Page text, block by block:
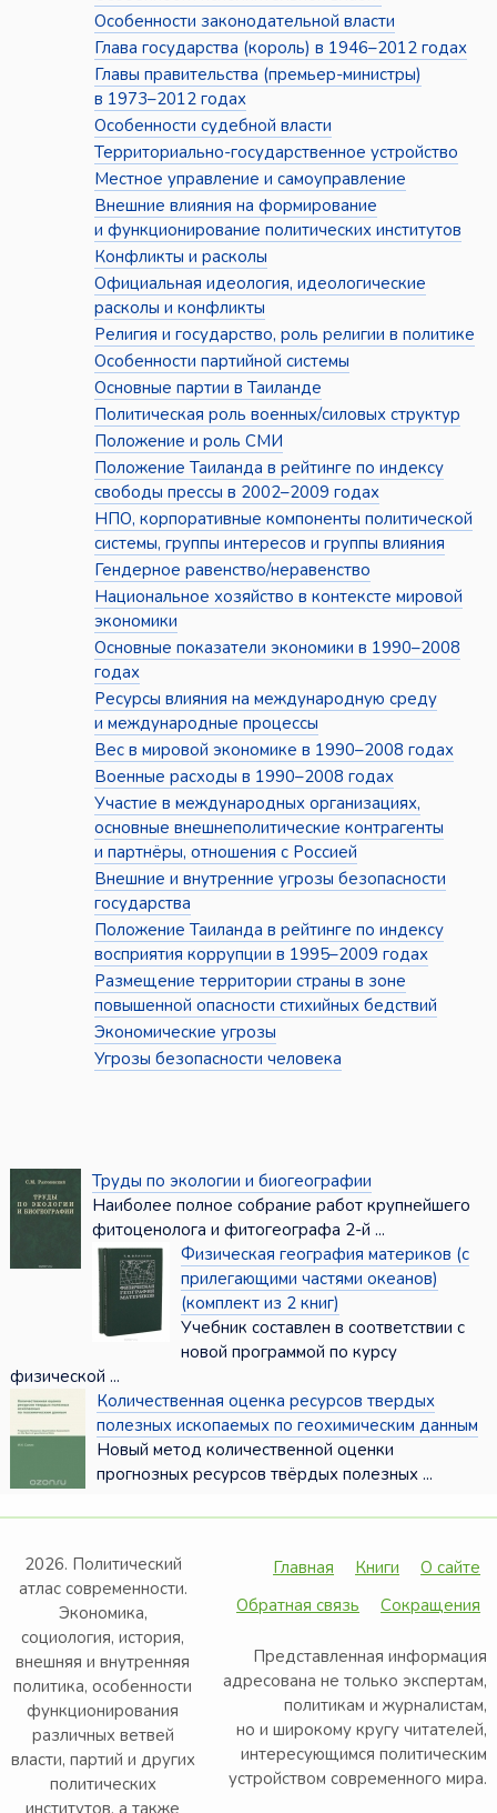
Особенности законодательной власти
Глава государства (король) в 1946–2012 годах
Главы правительства (премьер-министры)
в 1973–2012 годах
Особенности судебной власти
Территориально-государственное устройство
Местное управление и самоуправление
Внешние влияния на формирование
и функционирование политических институтов
Конфликты и расколы
Официальная идеология, идеологические
расколы и конфликты
Религия и государство, роль религии в политике
Особенности партийной системы
Основные партии в Таиланде
Политическая роль военных/силовых структур
Положение и роль СМИ
Положение Таиланда в рейтинге по индексу
свободы прессы в 2002–2009 годах
НПО, корпоративные компоненты политической
системы, группы интересов и группы влияния
Гендерное равенство/неравенство
Национальное хозяйство в контексте мировой
экономики
Основные показатели экономики в 1990–2008
годах
Ресурсы влияния на международную среду
и международные процессы
Вес в мировой экономике в 1990–2008 годах
Военные расходы в 1990–2008 годах
Участие в международных организациях,
основные внешнеполитические контрагенты
и партнёры, отношения с Россией
Внешние и внутренние угрозы безопасности
государства
Положение Таиланда в рейтинге по индексу
восприятия коррупции в 1995–2009 годах
Размещение территории страны в зоне
повышенной опасности стихийных бедствий
Экономические угрозы
Угрозы безопасности человека
Труды по экологии и биогеографии
Наиболее полное собрание работ крупнейшего
фитоценолога и фитогеографа 2-й ...
Физическая география материков (с
прилегающими частями океанов)
(комплект из 2 книг)
Учебник составлен в соответствии с
новой программой по курсу
физической ...
Количественная оценка ресурсов твердых
полезных ископаемых по геохимическим данным
Новый метод количественной оценки
прогнозных ресурсов твёрдых полезных ...
2026. Политический
атлас современности.
Экономика,
социология, история,
внешняя и внутренняя
политика, особенности
функционирования
различных ветвей
власти, партий и других
политических
Главная Книги
О сайте
Обратная связь
Сокращения
Представленная информация
адресована не только экспертам,
политикам и журналистам,
но и широкому кругу читателей,
интересующимся политическим
устройством современного мира.